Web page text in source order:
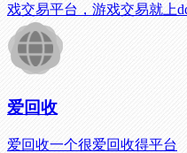
戏交易平台，游戏交易就上
爱回收
爱回收一个很爱回收得平台